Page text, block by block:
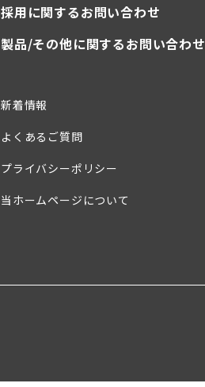
採用に関するお問い合わせ
製品/その他に関するお問い合わせ
新着情報
よくあるご質問
プライバシーポリシー
当ホームページについて